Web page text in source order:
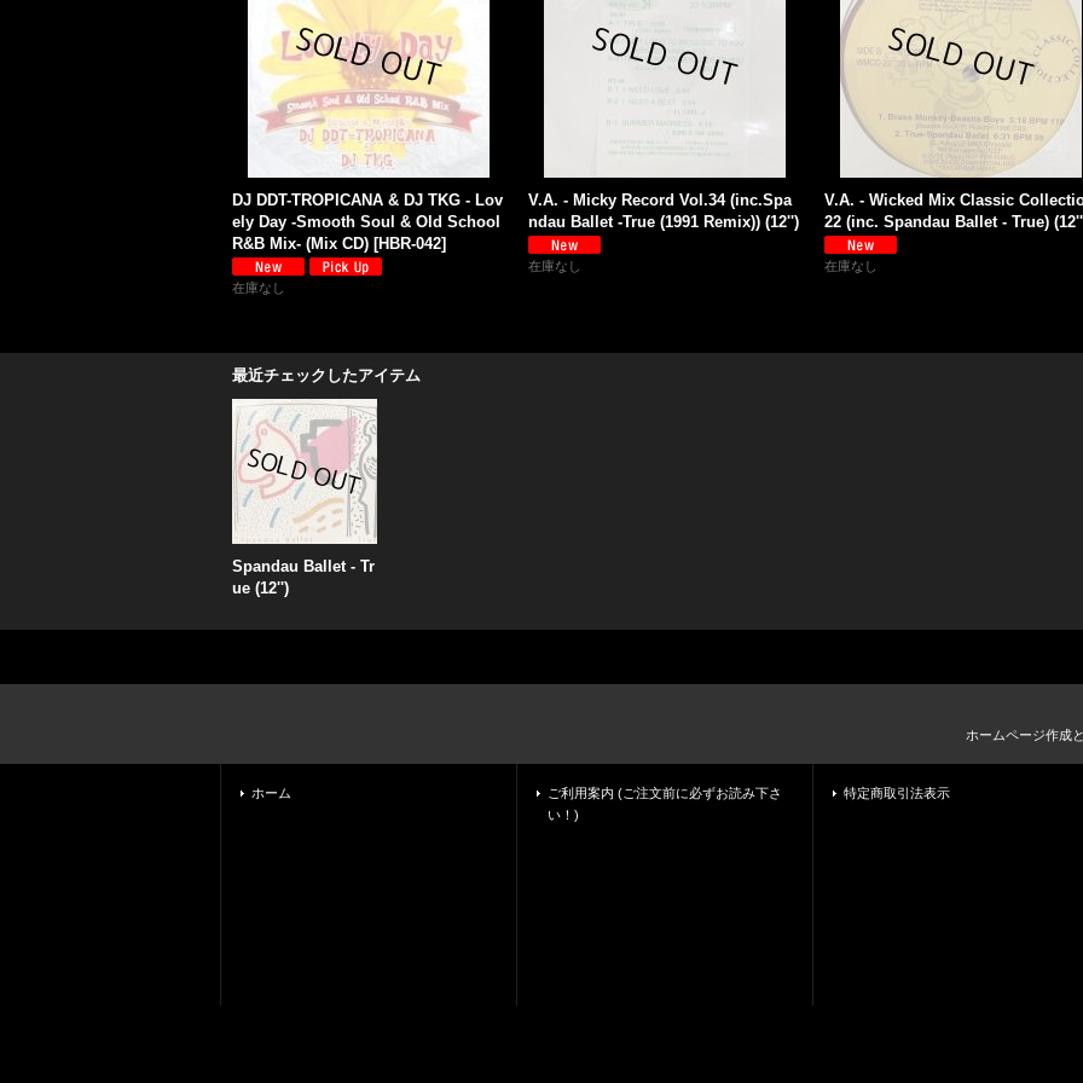
DJ DDT-TROPICANA & DJ TKG - Lov
ely Day -Smooth Soul & Old School
R&B Mix- (Mix CD) [HBR-042]
在庫なし
V.A. - Micky Record Vol.34 (inc.Spa
ndau Ballet -True (1991 Remix)) (12'')
在庫なし
V.A. - Wicked Mix Classic
22 (inc. Spandau Ballet - True)
在庫なし
最近チェックしたアイテム
Spandau Ballet - Tr
ue (12'')
ホームページ作成
ホーム
ご利用案内 (ご注文前に必ずお読み下さ
い！)
特定商取引法表示